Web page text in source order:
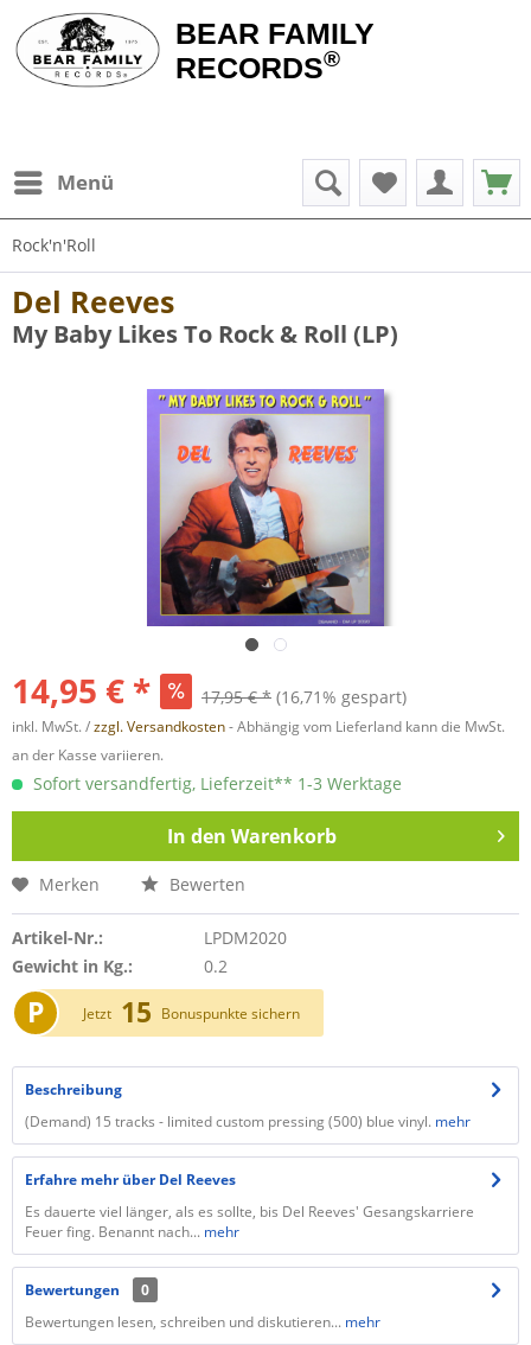
BEAR FAMILY
RECORDS®
Menü
Rock'n'Roll
Del Reeves
My Baby Likes To Rock & Roll (LP)
14,95 € * 17,95 € * (16,71% gespart)
inkl. MwSt. /zzgl. Versandkosten- Abhängig vom Lieferland kann die MwSt.
an der Kasse variieren.
Sofort versandfertig, Lieferzeit** 1-3 Werktage
In den Warenkorb
Merken Bewerten
Artikel-Nr.:
LPDM2020
Gewicht in Kg.:
0.2
P Jetzt 15 Bonuspunkte sichern
Beschreibung
(Demand) 15 tracks - limited custom pressing (500) blue vinyl. mehr
Erfahre mehr über Del Reeves
Es dauerte viel länger, als es sollte, bis Del Reeves' Gesangskarriere
Feuer fing. Benannt nach... mehr
Bewertungen
0
Bewertungen lesen, schreiben und diskutieren... mehr